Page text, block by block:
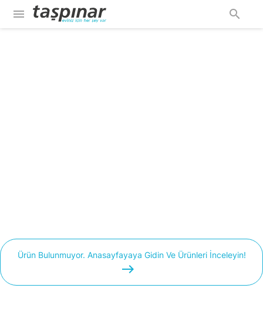
menu search
Ürün Bulunmuyor. Anasayfayaya Gidin Ve Ürünleri İnceleyin!
easts